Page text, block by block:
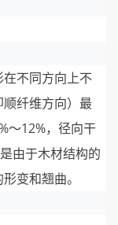
不同方向上不
纤维方向）最
～12%，径向干
由于木材结构的
变和翘曲。